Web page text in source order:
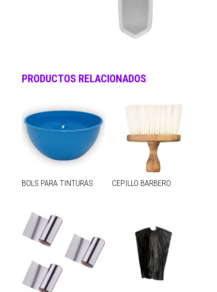
PRODUCTOS RELACIONADOS
BOLS PARA TINTURAS CEPILLO BARBERO